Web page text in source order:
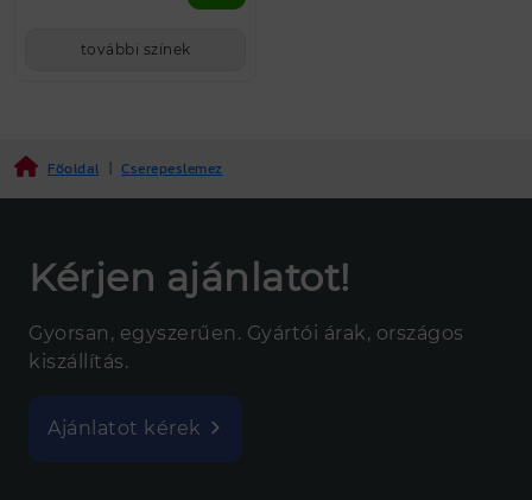
további színek
Főoldal | Cserepeslemez
Kérjen ajánlatot!
Gyorsan, egyszerűen. Gyártói árak, országos
kiszállítás.
Ajánlatot kérek